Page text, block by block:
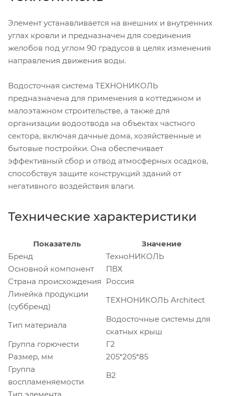
Элемент устанавливается на внешних и внутренних
углах кровли и предназначен для соединения
желобов под углом 90 градусов в целях изменения
направления движения воды.
Водосточная система ТЕХНОНИКОЛЬ
предназначена для применения в коттеджном и
малоэтажном строительстве, а также для
организации водоотвода на объектах частного
сектора, включая дачные дома, хозяйственные и
бытовые постройки. Она обеспечивает
эффективный сбор и отвод атмосферных осадков,
способствуя защите конструкций зданий от
негативного воздействия влаги.
Технические характеристики
Показатель
Значение
Бренд
ТехноНИКОЛЬ
Основной компонент
ПВХ
Страна происхождения Россия
Линейка продукции
(суббренд)
ТЕХНОНИКОЛЬ Architect
Тип материала
Водосточные системы для
скатных крыш
Группа горючести
Г2
Размер, мм
205*205*85
Группа
воспламеняемости
В2
Тип элемента